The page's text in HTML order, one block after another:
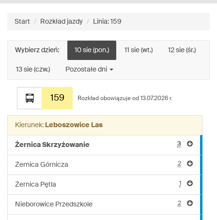
Start Rozkład jazdy Linia: 159
Wybierz dzień: 10 sie (pon.) 11 sie (wt.) 12 sie (śr.)
13 sie (czw.) Pozostałe dni
159
jazdy
linii:
159
Rozkład obowiązuje od 13.07.2026 r.
Kierunek: Leboszowice Las
Żernica Skrzyżowanie 3
Żernica Górnicza 2
Żernica Pętla 1
Nieborowice Przedszkole 2